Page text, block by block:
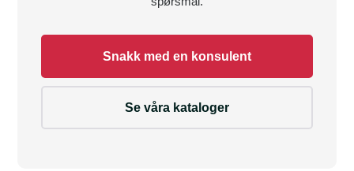
Snakk med en konsulent
Se våra kataloger